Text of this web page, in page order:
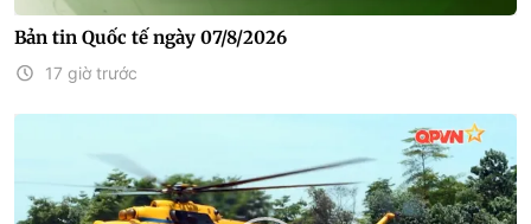
Bản tin Quốc tế ngày 07/8/2026
17 giờ trước